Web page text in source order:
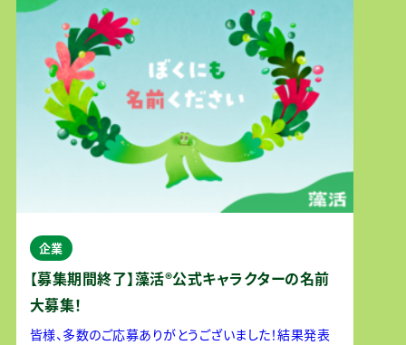
企業
【募集期間終了】藻活®公式キャラクターの名前
大募集！
皆様、多数のご応募ありがとうございました！結果発表